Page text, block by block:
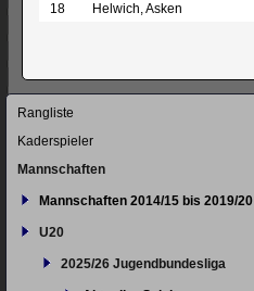
18
Helwich, Asken
Navigation
Rangliste
Kaderspieler
Mannschaften
Mannschaften 2014/15 bis 2019/20
U20
2025/26 Jugendbundesliga